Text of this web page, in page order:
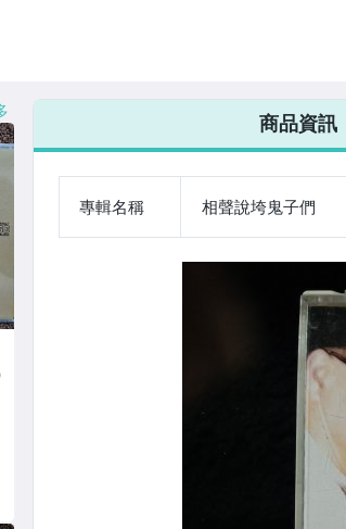
商品資訊
專輯名稱 相聲說垮鬼子們